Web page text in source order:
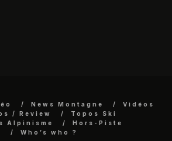
News Montagne
Vidéos
/ Review
Topos Ski
Alpinisme
Hors-Piste
Who’s who ?